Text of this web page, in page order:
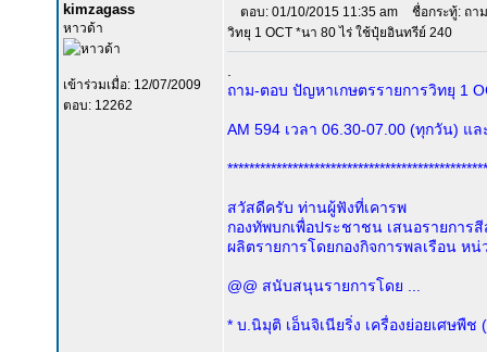
kimzagass
หาวด้า
เข้าร่วมเมื่อ: 12/07/2009
ตอบ: 12262
ตอบ: 01/10/2015 11:35 am
ชื่อกระทู้: ถา
วิทยุ 1 OCT *นา 80 ไร่ ใช้ปุ๋ยอินทรีย์ 240
ถาม-ตอบ ปัญหาเกษตรรายการวิทยุ 1
AM 594 เวลา 06.30-07.00 (ทุกวัน) แ
สวัสดีครับ ท่านผู้ฟังที่เคารพ
กองทัพบกเพื่อประชาชน เสนอรายการ
ผลิตรายการโดยกองกิจการพลเรือน ห
@@ สนับสนุนรายการโดย ...
* บ.นิมุติ เอ็นจิเนียริ่ง เครื่องย่อยเศษพืช